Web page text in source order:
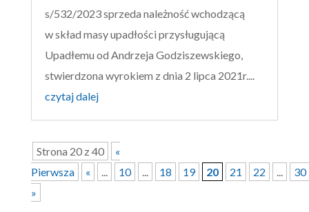
s/532/2023 sprzeda należność wchodzącą
w skład masy upadłości przysługującą
Upadłemu od Andrzeja Godziszewskiego,
stwierdzona wyrokiem z dnia 2 lipca 2021r....
czytaj dalej
Strona 20 z 40
«
Pierwsza
« ... 10 ... 18 19 20 21 22 ...
30
»